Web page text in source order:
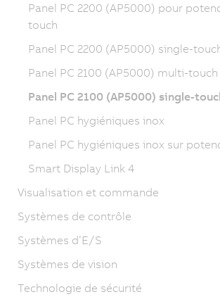
Panel PC 2200 (AP5000) pour
touch
Panel PC 2200 (AP5000) single-
Panel PC 2100 (AP5000) multi-
Panel PC 2100 (AP5000) single-
Panel PC hygiéniques inox
Panel PC hygiéniques inox sur
Smart Display Link 4
Visualisation et commande
Systèmes de contrôle
Systèmes d’E/S
Systèmes de vision
Technologie de sécurité